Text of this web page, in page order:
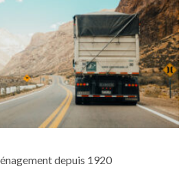
depuis 1920